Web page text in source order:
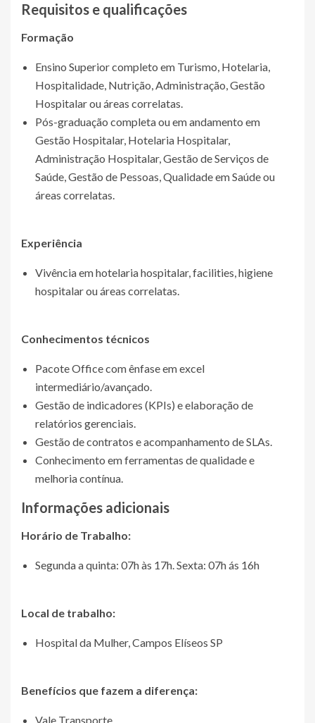
Requisitos e qualificações
Formação
Ensino Superior completo em Turismo, Hotelaria,
Hospitalidade, Nutrição, Administração, Gestão
Hospitalar ou áreas correlatas.
Pós-graduação completa ou em andamento em
Gestão Hospitalar, Hotelaria Hospitalar,
Administração Hospitalar, Gestão de Serviços de
Saúde, Gestão de Pessoas, Qualidade em Saúde ou
áreas correlatas.
Experiência
Vivência em hotelaria hospitalar, facilities, higiene
hospitalar ou áreas correlatas.
Conhecimentos técnicos
Pacote Office com ênfase em excel
intermediário/avançado.
Gestão de indicadores (KPIs) e elaboração de
relatórios gerenciais.
Gestão de contratos e acompanhamento de SLAs.
Conhecimento em ferramentas de qualidade e
melhoria contínua.
Informações adicionais
Horário de Trabalho:
Segunda a quinta: 07h às 17h. Sexta: 07h ás 16h
Local de trabalho:
Hospital da Mulher, Campos Elíseos SP
Benefícios que fazem a diferença:
Vale Transporte